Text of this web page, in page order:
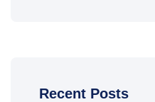
Recent Posts